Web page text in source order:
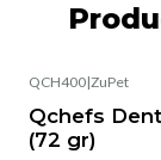
QCH400|ZuPet
Qchefs
(72 gr)